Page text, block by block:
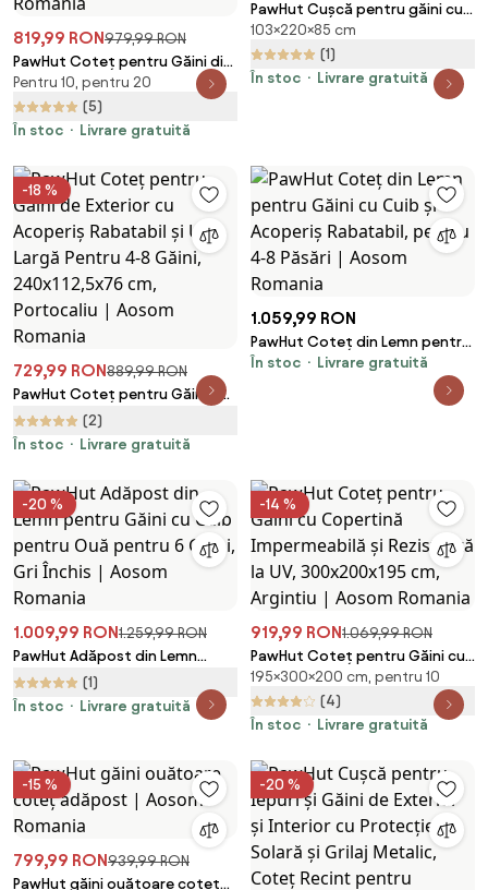
819,99 RON979,99 RON
PawHut Coteț pentru Găini din
Metal cu Copertină
Impermeabilă și Rezistentă la
UV, 3x3,4x1,9 m, Argintiu |
Pentru 10, pentru 20
(5)
În stoc
Livrare gratuită
PawHut Cușcă pentru găini cu
Acoperiș din Țesătură
220x85x103cm Argintiu | Aosom
Romania
103×220×85 cm
(1)
În stoc
Livrare gratuită
-18 %
729,99 RON889,99 RON
PawHut Coteț pentru Găini de
Exterior cu Acoperiș Rabatabil
și Ușă Largă Pentru 4-8 Găini,
Aosom Romania
(2)
În stoc
Livrare gratuită
1.059,99 RON
PawHut Coteț din Lemn pentru
Găini cu Cuib și Acoperiș
Rabatabil, pentru 4-8 Păsări |
În stoc Livrare gratuită
-20 %
1.009,99 RON1.259,99 RON
PawHut Adăpost din Lemn
pentru Găini cu Cuib pentru
Ouă pentru 6 Găini, Gri Închis |
(1)
În stoc
Livrare gratuită
-14 %
919,99 RON1.069,99 RON
PawHut Coteț pentru Găini cu
Copertină Impermeabilă și
Rezistentă la UV, 300x200x195
cm, Argintiu | Aosom Romania
195×300×200 cm, pentru 10
(4)
În stoc
Livrare gratuită
-15 %
799,99 RON939,99 RON
PawHut găini ouătoare coteț
-20 %